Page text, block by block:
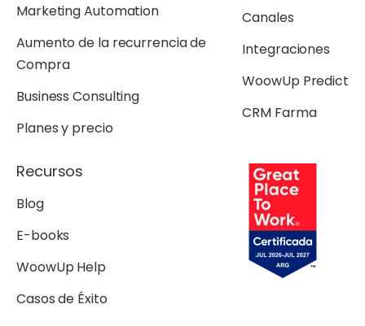
Marketing Automation
Aumento de la recurrencia de
Compra
Business Consulting
Planes y precio
Canales
Integraciones
WoowUp Predict
CRM Farma
Recursos
Blog
E-books
WoowUp Help
Casos de Éxito